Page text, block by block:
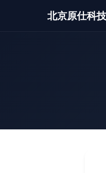
北京原仕科